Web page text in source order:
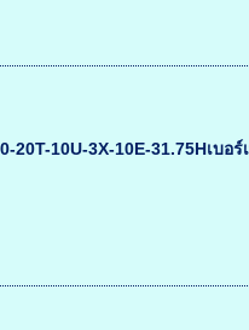
10U-3X-10E-31.75Hเบอ